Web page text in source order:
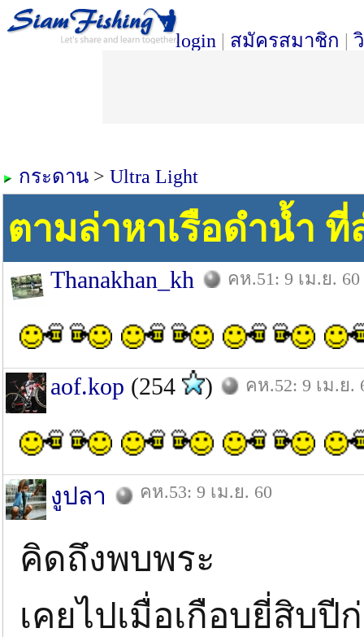
login | สมัครสมาชิก |
กระดาน > Ultra Light
ตามล่าหาเรือดำน้ำ ที่
Thanakhan_kh คห.51: 9 เม.ย. 60
aof.kop (254 ) คห.52: 9 เม.ย.
งูปลา คห.53: 9 เม.ย. 60
คิดถึงพบพระ
เคยไปเมื่อเกือบยี่สิบปี